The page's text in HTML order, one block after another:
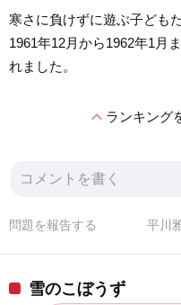
寒さに負けずに遊ぶ子ども
1961年12月から1962年1月
れました。
expand_lessランキング
平川
問題を報告する
雪のこぼうず